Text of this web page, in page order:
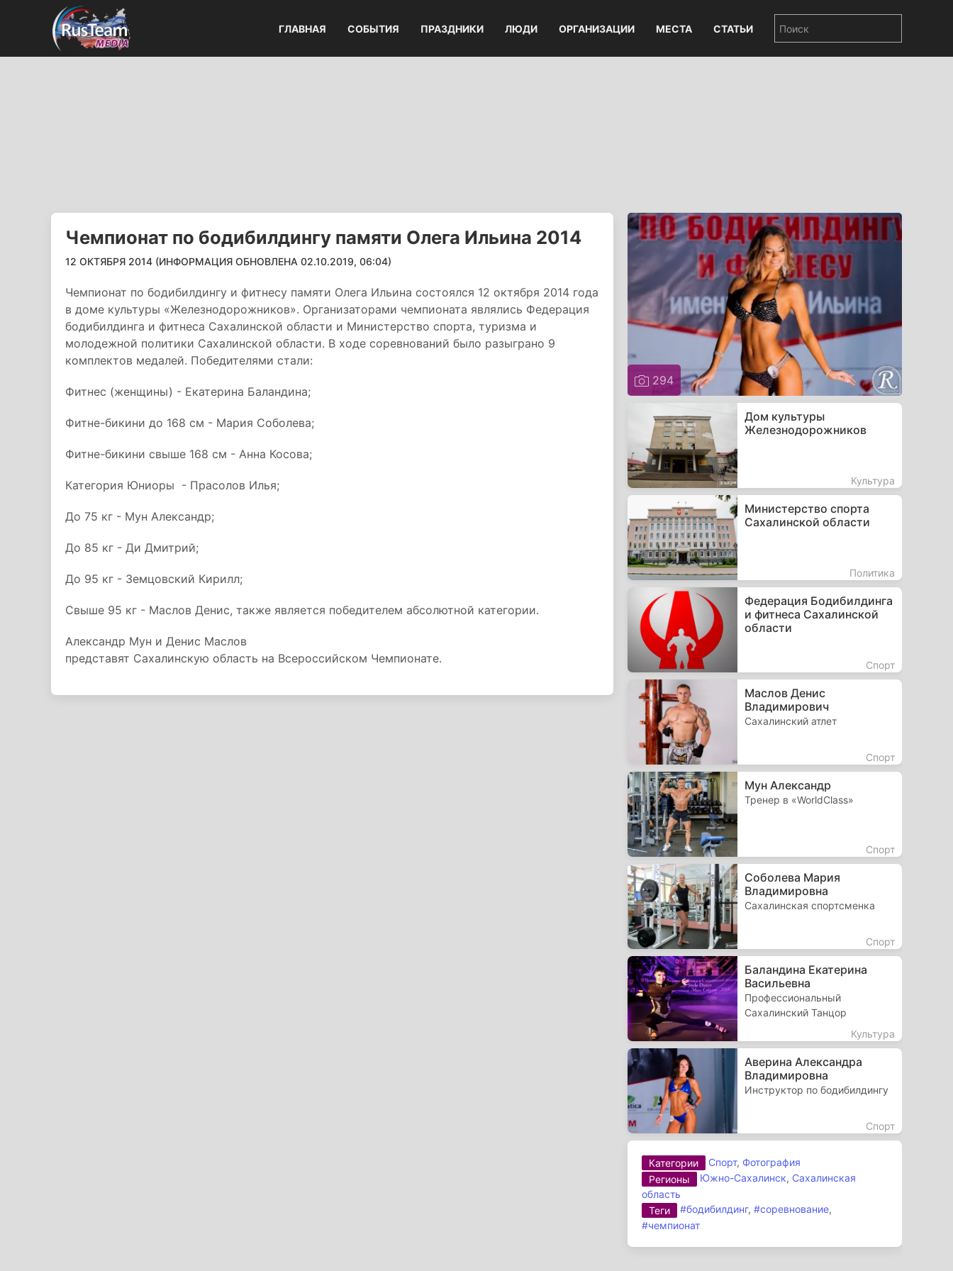
ГЛАВНАЯ СОБЫТИЯ ПРАЗДНИКИ ЛЮДИ ОРГАНИЗАЦИИ МЕСТА СТАТЬИ
Чемпионат по бодибилдингу памяти Олега Ильина 2014
12 ОКТЯБРЯ 2014 (ИНФОРМАЦИЯ ОБНОВЛЕНА 02.10.2019, 06:04)
Чемпионат по бодибилдингу и фитнесу памяти Олега Ильина состоялся 12 октября 2014 года
в доме культуры «Железнодорожников». Организаторами чемпионата являлись Федерация
бодибилдинга и фитнеса Сахалинской области и Министерство спорта, туризма и
молодежной политики Сахалинской области. В ходе соревнований было разыграно 9
комплектов медалей. Победителями стали:
Фитнес (женщины) - Екатерина Баландина;
Фитне-бикини до 168 см - Мария Соболева;
Фитне-бикини свыше 168 см - Анна Косова;
Категория Юниоры - Прасолов Илья;
До 75 кг - Мун Александр;
До 85 кг - Ди Дмитрий;
До 95 кг - Земцовский Кирилл;
Свыше 95 кг - Маслов Денис, также является победителем абсолютной категории.
Александр Мун и Денис Маслов
представят Сахалинскую область на Всероссийском Чемпионате.
294
Дом культуры
Железнодорожников
Культура
Министерство спорта
Сахалинской области
Политика
Федерация Бодибилдинга
и фитнеса Сахалинской
области
Спорт
Маслов Денис
Владимирович
Сахалинский атлет
Спорт
Мун Александр
Тренер в «WorldClass»
Спорт
Соболева Мария
Владимировна
Сахалинская спортсменка
Спорт
Баландина Екатерина
Васильевна
Профессиональный
Сахалинский Танцор
Культура
Аверина Александра
Владимировна
Инструктор по бодибилдингу
Спорт
Категории Спорт, Фотография
Регионы
Южно-Сахалинск, Сахалинская
область
Теги
#бодибилдинг,#соревнование,
#чемпионат